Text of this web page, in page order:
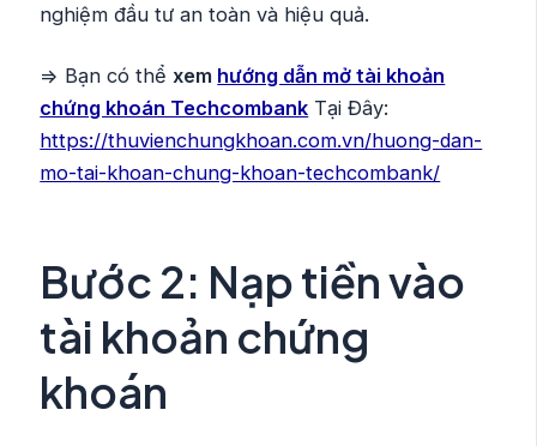
nghiệm đầu tư an toàn và hiệu quả.
=> Bạn có thểxem hướng dẫn mở tài khoản
chứng khoán Techcombank Tại Đây:
https://thuvienchungkhoan.com.vn/huong-dan-
mo-tai-khoan-chung-khoan-techcombank/
Bước 2: Nạp tiền vào
tài khoản chứng
khoán